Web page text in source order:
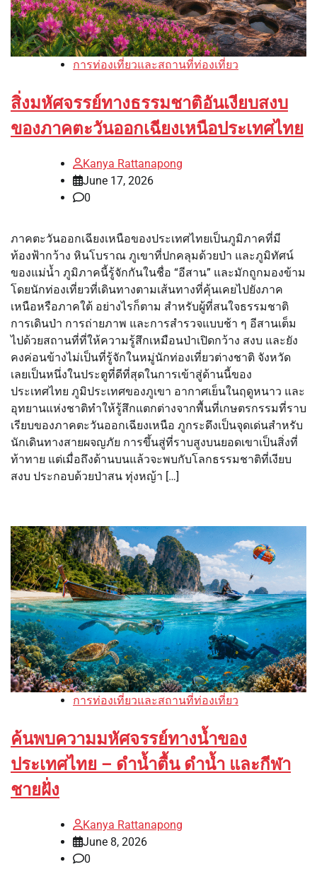
การท่องเที่ยวและสถานที่ท่องเที่ยว
สิ่งมหัศจรรย์ทางธรรมชาติอันเงียบสงบ
ของภาคตะวันออกเฉียงเหนือประเทศไทย
Kanya Rattanapong
June 17, 2026
0
ภาคตะวันออกเฉียงเหนือของประเทศไทยเป็นภูมิภาคที่มี
ท้องฟ้ากว้าง หินโบราณ ภูเขาที่ปกคลุมด้วยป่า และภูมิทัศน์
ของแม่น้ำ ภูมิภาคนี้รู้จักกันในชื่อ “อีสาน” และมักถูกมองข้าม
โดยนักท่องเที่ยวที่เดินทางตามเส้นทางที่คุ้นเคยไปยังภาค
เหนือหรือภาคใต้ อย่างไรก็ตาม สำหรับผู้ที่สนใจธรรมชาติ
การเดินป่า การถ่ายภาพ และการสำรวจแบบช้า ๆ อีสานเต็ม
ไปด้วยสถานที่ที่ให้ความรู้สึกเหมือนป่าเปิดกว้าง สงบ และยัง
คงค่อนข้างไม่เป็นที่รู้จักในหมู่นักท่องเที่ยวต่างชาติ จังหวัด
เลยเป็นหนึ่งในประตูที่ดีที่สุดในการเข้าสู่ด้านนี้ของ
ประเทศไทย ภูมิประเทศของภูเขา อากาศเย็นในฤดูหนาว และ
อุทยานแห่งชาติทำให้รู้สึกแตกต่างจากพื้นที่เกษตรกรรมที่ราบ
เรียบของภาคตะวันออกเฉียงเหนือ ภูกระดึงเป็นจุดเด่นสำหรับ
นักเดินทางสายผจญภัย การขึ้นสู่ที่ราบสูงบนยอดเขาเป็นสิ่งที่
ท้าทาย แต่เมื่อถึงด้านบนแล้วจะพบกับโลกธรรมชาติที่เงียบ
สงบ ประกอบด้วยป่าสน ทุ่งหญ้า […]
การท่องเที่ยวและสถานที่ท่องเที่ยว
ค้นพบความมหัศจรรย์ทางน้ำของ
ประเทศไทย – ดำน้ำตื้น ดำน้ำ และกีฬา
ชายฝั่ง
Kanya Rattanapong
June 8, 2026
0